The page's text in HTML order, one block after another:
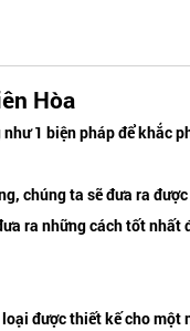
Hòa
1 biện pháp để
chúng ta sẽ đưa ra
ra những cách tốt nhất
được thiết kế cho